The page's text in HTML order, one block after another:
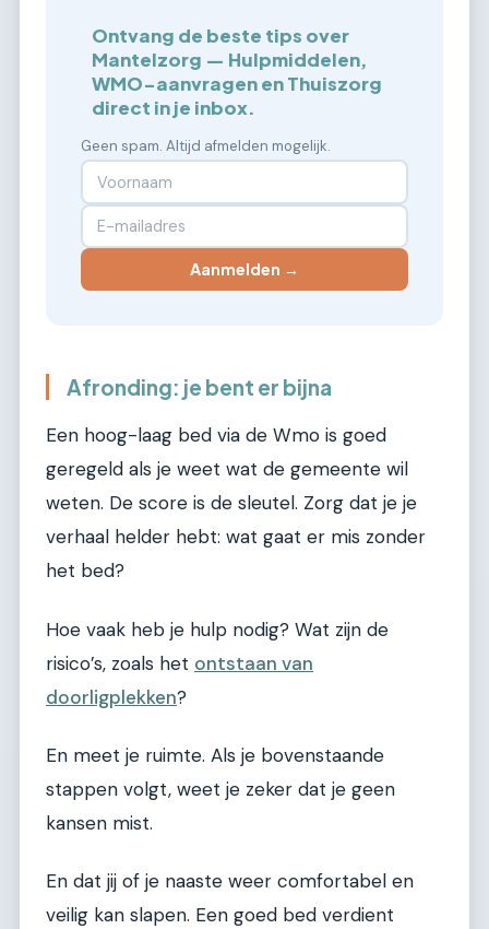
Ontvang de beste tips over
Mantelzorg — Hulpmiddelen,
WMO-aanvragen en Thuiszorg
direct in je inbox.
Geen spam. Altijd afmelden mogelijk.
Aanmelden →
Afronding: je bent er bijna
Een hoog-laag bed via de Wmo is goed
geregeld als je weet wat de gemeente wil
weten. De score is de sleutel. Zorg dat je je
verhaal helder hebt: wat gaat er mis zonder
het bed?
Hoe vaak heb je hulp nodig? Wat zijn de
risico’s, zoals het ontstaan van
doorligplekken?
En meet je ruimte. Als je bovenstaande
stappen volgt, weet je zeker dat je geen
kansen mist.
En dat jij of je naaste weer comfortabel en
veilig kan slapen. Een goed bed verdient